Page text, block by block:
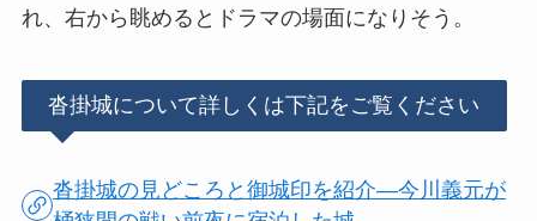
れ、右から眺めるとドラマの場面になりそう。
沓掛城について詳しくは下記をご覧ください
沓掛城の見どころと御城印を紹介―今川義元が